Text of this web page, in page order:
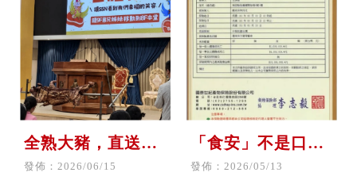
全熟大豬，直送八
樓禮拜堂
發佈：2026/06/15
「食安」不是口
號，而是我們對每
發佈：2026/05/13